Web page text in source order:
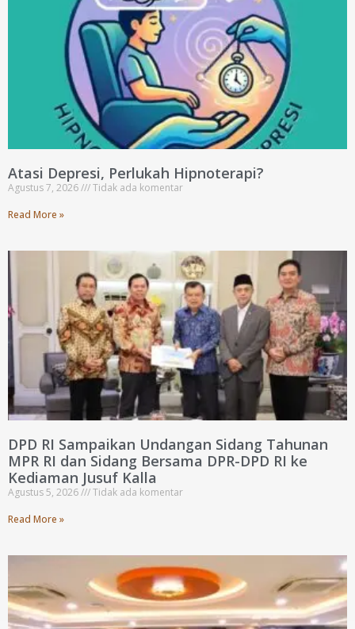
Atasi Depresi, Perlukah Hipnoterapi?
Agustus 7, 2026
Tidak ada komentar
Read More »
DPD RI Sampaikan Undangan Sidang Tahunan
MPR RI dan Sidang Bersama DPR-DPD RI ke
Kediaman Jusuf Kalla
Agustus 5, 2026
Tidak ada komentar
Read More »